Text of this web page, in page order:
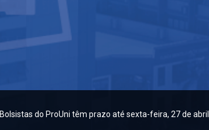
Bolsistas do ProUni têm prazo até sexta-feira, 27 de